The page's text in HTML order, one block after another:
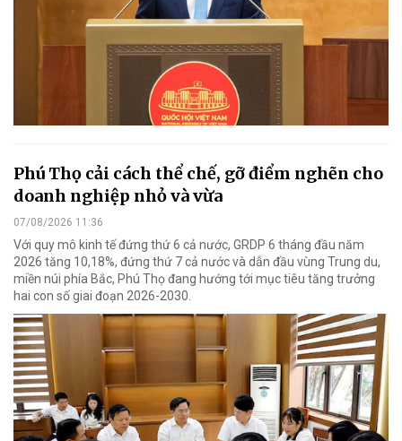
Phú Thọ cải cách thể chế, gỡ điểm nghẽn cho
doanh nghiệp nhỏ và vừa
07/08/2026 11:36
Với quy mô kinh tế đứng thứ 6 cả nước, GRDP 6 tháng đầu năm
2026 tăng 10,18%, đứng thứ 7 cả nước và dẫn đầu vùng Trung du,
miền núi phía Bắc, Phú Thọ đang hướng tới mục tiêu tăng trưởng
hai con số giai đoạn 2026-2030.